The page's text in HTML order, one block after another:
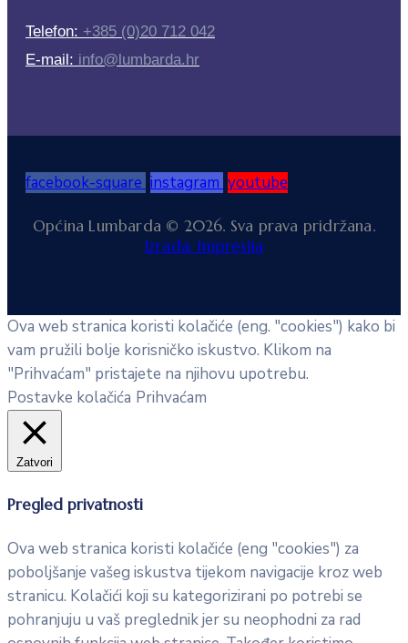
Telefon: +385 (0)20 712 042
E-mail: info@lumbarda.hr
facebook-square instagram youtube
Općina Lumbarda © 2026. Sva prava pridržana.
Izrada: Impresija
Ova web stranica koristi kolačiće (eng. "cookies") kako bi
vam pružili bolje korisničko iskustvo. Klikom na
"Prihvaćam" pristajete na njihovu upotrebu.
Postavke kolačića Prihvaćam
Zatvori
Pregled privatnosti
Ova web stranica koristi kolačiće (eng "cookies") za
poboljšanje vašeg iskustva tijekom navigacije kroz web
stranicu. Kolačići koji su kategorizirani po potrebi se
pohranjuju u vaš preglednik jer su neophodni za rad